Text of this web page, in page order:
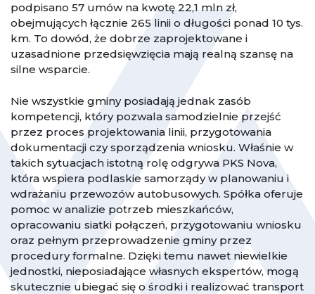
podpisano 57 umów na kwotę 22,1 mln zł,
obejmujących łącznie 265 linii o długości ponad 10 tys.
km. To dowód, że dobrze zaprojektowane i
uzasadnione przedsięwzięcia mają realną szansę na
silne wsparcie.
Nie wszystkie gminy posiadają jednak zasób
kompetencji, który pozwala samodzielnie przejść
przez proces projektowania linii, przygotowania
dokumentacji czy sporządzenia wniosku. Właśnie w
takich sytuacjach istotną rolę odgrywa PKS Nova,
która wspiera podlaskie samorządy w planowaniu i
wdrażaniu przewozów autobusowych. Spółka oferuje
pomoc w analizie potrzeb mieszkańców,
opracowaniu siatki połączeń, przygotowaniu wniosku
oraz pełnym przeprowadzenie gminy przez
procedury formalne. Dzięki temu nawet niewielkie
jednostki, nieposiadające własnych ekspertów, mogą
skutecznie ubiegać się o środki i realizować transport